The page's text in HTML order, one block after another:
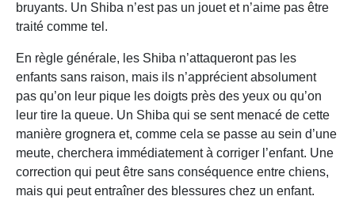
bruyants. Un Shiba n’est pas un jouet et n’aime pas être
traité comme tel.
En règle générale, les Shiba n’attaqueront pas les
enfants sans raison, mais ils n’apprécient absolument
pas qu’on leur pique les doigts près des yeux ou qu’on
leur tire la queue. Un Shiba qui se sent menacé de cette
manière grognera et, comme cela se passe au sein d’une
meute, cherchera immédiatement à corriger l’enfant. Une
correction qui peut être sans conséquence entre chiens,
mais qui peut entraîner des blessures chez un enfant.